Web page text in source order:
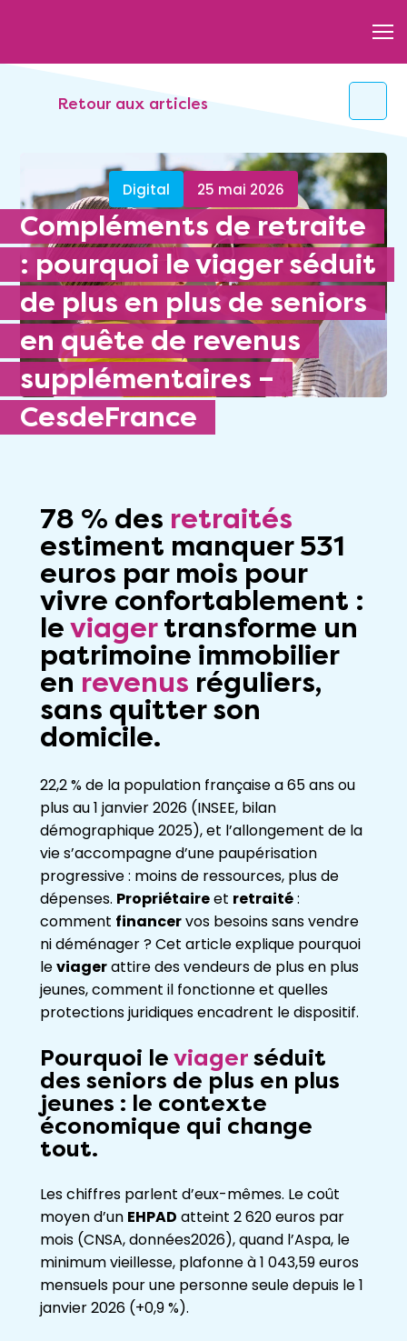
Retour aux articles
Digital 25 mai 2026
Compléments de retraite
: pourquoi le viager séduit
de plus en plus de seniors
en quête de revenus
supplémentaires –
CesdeFrance
78 % des retraités
estiment manquer 531
euros par mois pour
vivre confortablement :
leviagertransforme un
patrimoine immobilier
en revenus réguliers,
sans quitter son
domicile.
22,2 % de la population française a 65 ans ou
plus au 1 janvier 2026 (INSEE, bilan
démographique 2025), et l’allongement de la
vie s’accompagne d’une paupérisation
progressive : moins de ressources, plus de
dépenses. Propriétaireet retraité:
comment financervos besoins sans vendre
ni déménager ? Cet article explique pourquoi
leviagerattire des vendeurs de plus en plus
jeunes, comment il fonctionne et quelles
protections juridiques encadrent le dispositif.
Pourquoi le viager séduit
des seniors de plus en plus
jeunes : le contexte
économique qui change
tout.
Les chiffres parlent d’eux-mêmes. Le coût
moyen d’un EHPAD atteint 2 620 euros par
mois (CNSA, données2026), quand l’Aspa, le
minimum vieillesse, plafonne à 1 043,59 euros
mensuels pour une personne seule depuis le 1
janvier 2026 (+0,9 %).